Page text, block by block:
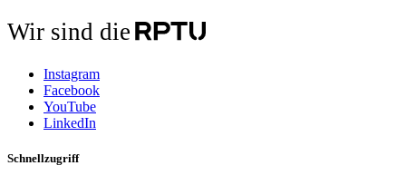
Wir sind die
Instagram
Facebook
YouTube
LinkedIn
Schnellzugriff